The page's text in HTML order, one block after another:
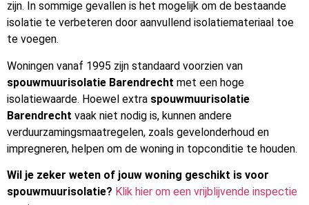
zijn. In sommige gevallen is het mogelijk om de bestaande
isolatie te verbeteren door aanvullend isolatiemateriaal toe
te voegen.
Woningen vanaf 1995 zijn standaard voorzien van
spouwmuurisolatie Barendrecht met een hoge
isolatiewaarde. Hoewel extra spouwmuurisolatie
Barendrecht vaak niet nodig is, kunnen andere
verduurzamingsmaatregelen, zoals gevelonderhoud en
impregneren, helpen om de woning in topconditie te houden.
Wil je zeker weten of jouw woning geschikt is voor
spouwmuurisolatie? Klik hier om een vrijblijvende inspectie